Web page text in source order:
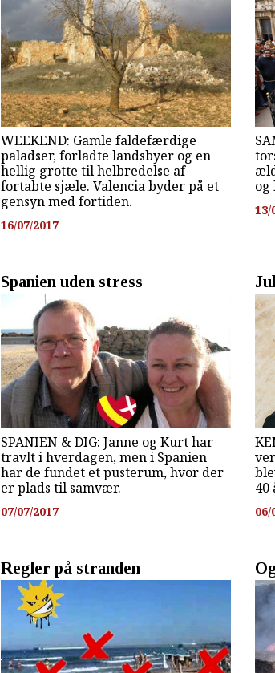
WEEKEND: Gamle faldefærdige
paladser, forladte landsbyer og en
hellig grotte til helbredelse af
fortabte sjæle. Valencia byder på et
gensyn med fortiden.
16/07/2017
og
13/
Spanien uden stress
SPANIEN & DIG: Janne og Kurt har
travlt i hverdagen, men i Spanien
har de fundet et pusterum, hvor der
er plads til samvær.
07/07/2017
40
06/
Regler på stranden